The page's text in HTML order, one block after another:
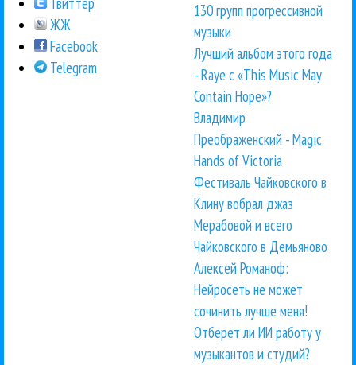
ЖЖ
Facebook
Telegram
130 групп прогрессивной
музыки
Лучший альбом этого года
- Raye с «This Music May
Contain Hope»?
Владимир
Преображенский - Magic
Hands of Victoria
Фестиваль Чайковского в
Клину вобрал джаз
Мерабовой и всего
Чайковского в Демьяново
Алексей Романоф:
Нейросеть не может
сочинить лучше меня!
Отберет ли ИИ работу у
музыкантов и студий?